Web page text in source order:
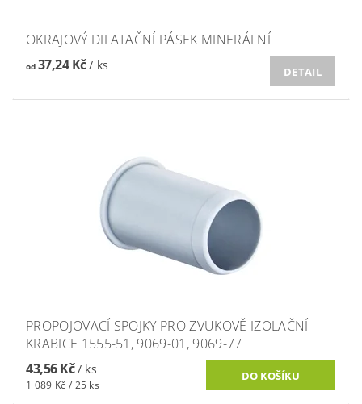
OKRAJOVÝ DILATAČNÍ PÁSEK MINERÁLNÍ
od37,24 Kč/ ks DETAIL
PROPOJOVACÍ SPOJKY PRO ZVUKOVĚ IZOLAČNÍ
KRABICE 1555-51, 9069-01, 9069-77
43,56 Kč/ ks
1 089 Kč / 25 ks